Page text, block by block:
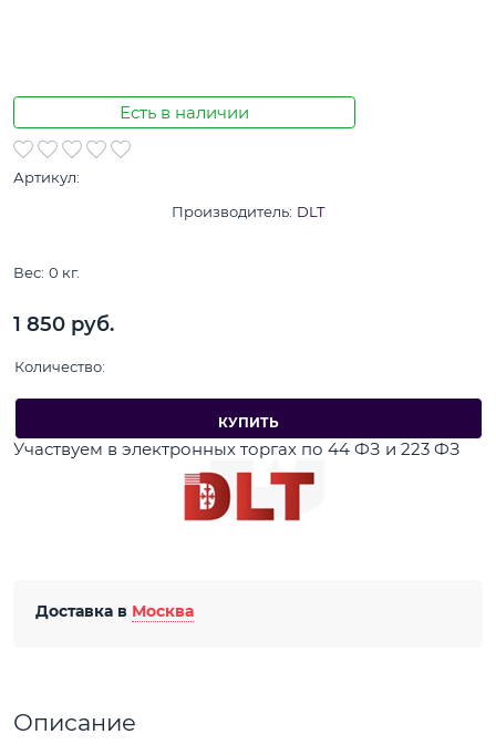
Есть в наличии
Артикул:
Производитель: DLT
Вес: 0 кг.
1 850 руб.
Количество:
КУПИТЬ
Участвуем в электронных торгах по 44 ФЗ и 223 ФЗ
Доставка в Москва
Описание